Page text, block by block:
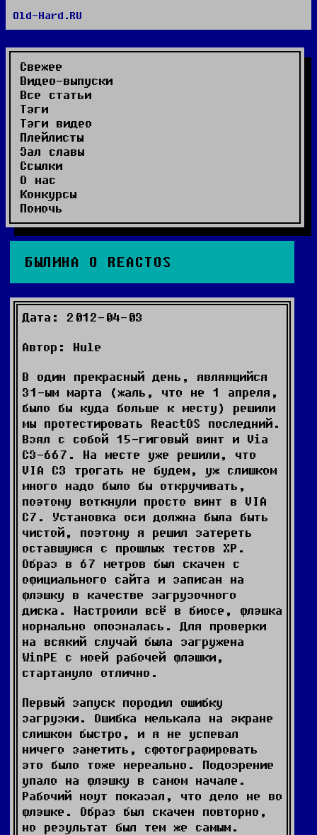
Old-Hard.RU
RSS комментариев
Видео-выпуски
Свежее
Видео-выпуски
Все статьи
Тэги
Тэги видео
Плейлисты
Зал славы
Ссылки
О нас
Конкурсы
Помочь
БЫЛИНА О REACTOS
Дата: 2012-04-03
Автор: Hule
В один прекрасный день, являющийся
31-ым марта (жаль, что не 1 апреля,
было бы куда больше к месту) решили
мы протестировать ReactOS последний.
Взял с собой 15-гиговый винт и Via
C3-667. На месте уже решили, что
VIA C3 трогать не будем, уж слишком
много надо было бы откручивать,
поэтому воткнули просто винт в VIA
C7. Установка оси должна была быть
чистой, поэтому я решил затереть
оставшуюся с прошлых тестов ХР.
Образ в 67 метров был скачен с
официального сайта и записан на
флэшку в качестве загрузочного
диска. Настроили всё в биосе, флэшка
нормально опозналась. Для проверки
на всякий случай была загружена
WinPE с моей рабочей флэшки,
стартануло отлично.
Первый запуск породил ошибку
загрузки. Ошибка мелькала на экране
слишком быстро, и я не успевал
ничего заметить, сфотографировать
это было тоже нереально. Подозрение
упало на флэшку в самом начале.
Рабочий ноут показал, что дело не во
флэшке. Образ был скачен повторно,
но результат был тем же самым.